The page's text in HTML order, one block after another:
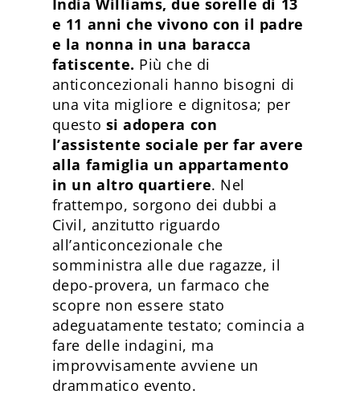
India Williams, due sorelle di 13
e 11 anni che vivono con il padre
e la nonna in una baracca
fatiscente. Più che di
anticoncezionali hanno bisogni di
una vita migliore e dignitosa; per
questo si adopera con
l’assistente sociale per far avere
alla famiglia un appartamento
in un altro quartiere. Nel
frattempo, sorgono dei dubbi a
Civil, anzitutto riguardo
all’anticoncezionale che
somministra alle due ragazze, il
depo-provera, un farmaco che
scopre non essere stato
adeguatamente testato; comincia a
fare delle indagini, ma
improvvisamente avviene un
drammatico evento.